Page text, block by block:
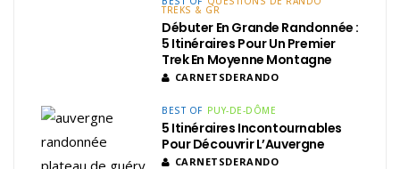
TREKS & GR
Débuter En Grande Randonnée :
5 Itinéraires Pour Un Premier
Trek En Moyenne Montagne
CARNETSDERANDO
BEST OF PUY-DE-DÔME
5 Itinéraires Incontournables
Pour Découvrir L’Auvergne
CARNETSDERANDO